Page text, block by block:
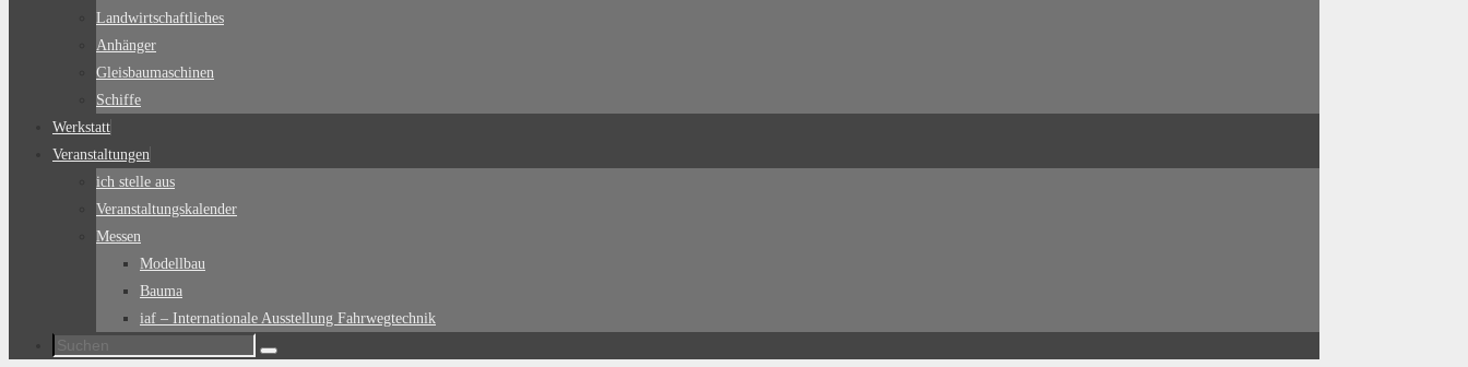
Landwirtschaftliches
Anhänger
Gleisbaumaschinen
Schiffe
Werkstatt
Veranstaltungen
ich stelle aus
Veranstaltungskalender
Messen
Modellbau
Bauma
iaf – Internationale Ausstellung Fahrwegtechnik
Suchen
Suchen